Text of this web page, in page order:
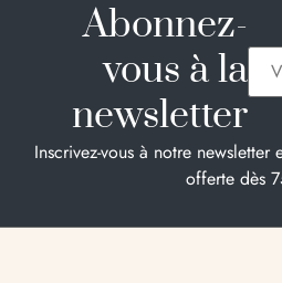
Abonnez-
vous à la
newsletter
Inscrivez-vous à notre newsletter
offerte dès